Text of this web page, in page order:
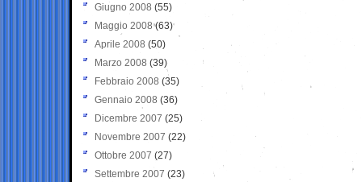
Giugno 2008 (55)
Maggio 2008(63)
Aprile 2008 (50)
Marzo 2008 (39)
Febbraio 2008 (35)
Gennaio 2008 (36)
Dicembre 2007 (25)
Novembre 2007 (22)
Ottobre 2007 (27)
Settembre 2007 (23)